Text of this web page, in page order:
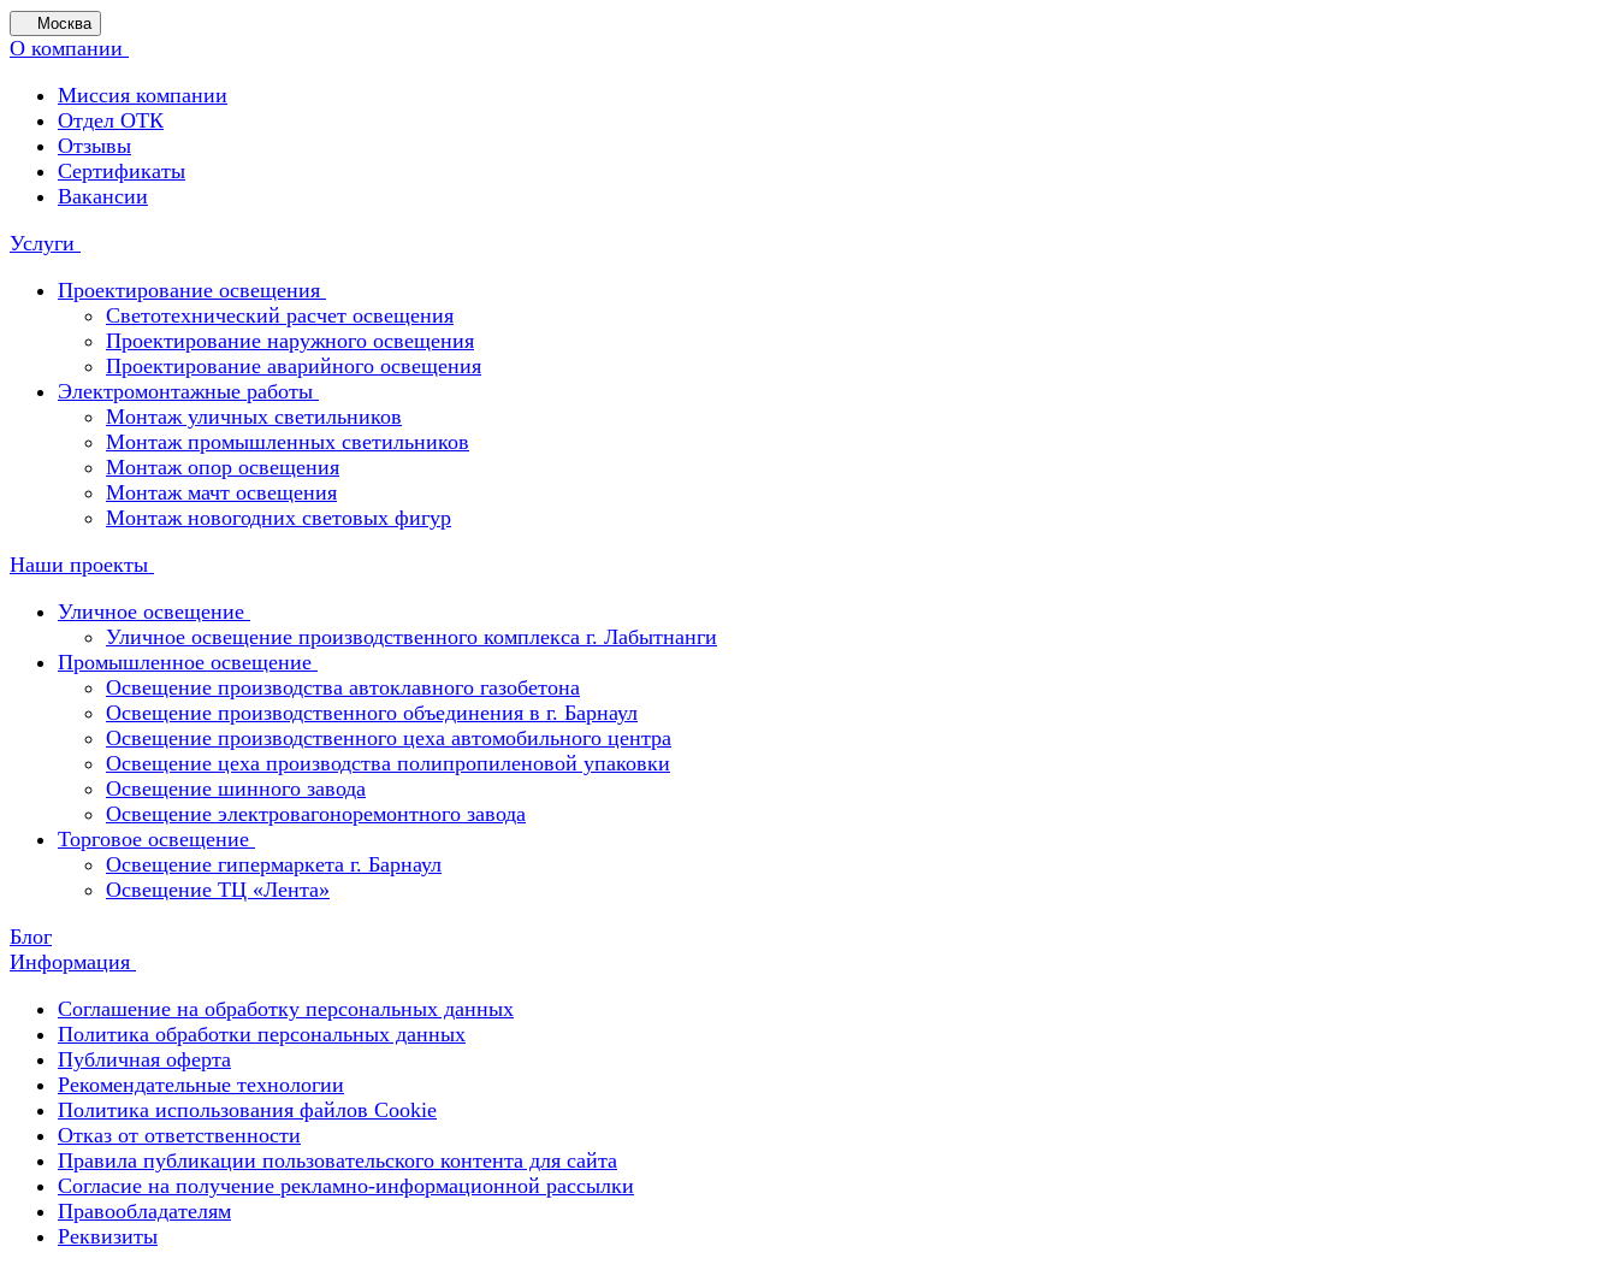
Москва
О компании
Миссия компании
Отдел ОТК
Отзывы
Сертификаты
Вакансии
Услуги
Проектирование освещения
Светотехнический расчет освещения
Проектирование наружного освещения
Проектирование аварийного освещения
Электромонтажные работы
Монтаж уличных светильников
Монтаж промышленных светильников
Монтаж опор освещения
Монтаж мачт освещения
Монтаж новогодних световых фигур
Наши проекты
Уличное освещение
Уличное освещение производственного комплекса г. Лабытнанги
Промышленное освещение
Освещение производства автоклавного газобетона
Освещение производственного объединения в г. Барнаул
Освещение производственного цеха автомобильного центра
Освещение цеха производства полипропиленовой упаковки
Освещение шинного завода
Освещение электровагоноремонтного завода
Торговое освещение
Освещение гипермаркета г. Барнаул
Освещение ТЦ «Лента»
Блог
Информация
Соглашение на обработку персональных данных
Политика обработки персональных данных
Публичная оферта
Рекомендательные технологии
Политика использования файлов Cookie
Отказ от ответственности
Правила публикации пользовательского контента для сайта
Согласие на получение рекламно-информационной рассылки
Правообладателям
Реквизиты